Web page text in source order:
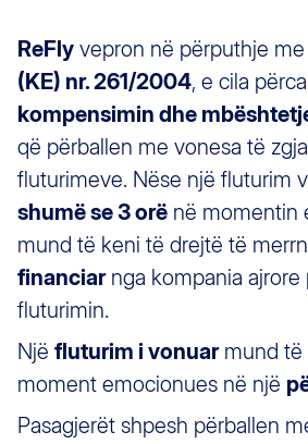
ReFly vepron në përputhje me
(KE) nr. 261/2004, e cila
kompensimin dhe
që përballen me vonesa të
fluturimeve. Nëse një fluturim
shumë se 3 orë në momentin
mund të keni të drejtë të
financiarnga kompania ajrore
fluturimin.
Një fluturim i vonuarmund të
moment emocionues në një
Pasagjerët shpesh përballen